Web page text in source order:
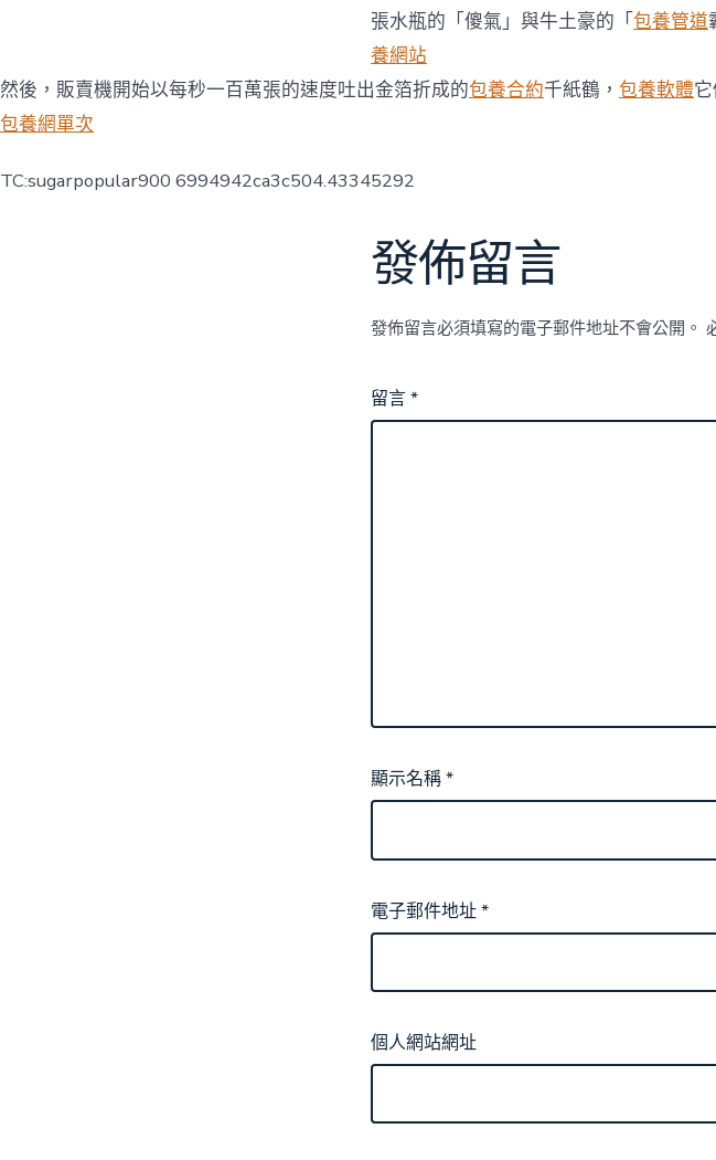
張水瓶的「傻氣」與牛土豪的「包養管道
養網站
然後，販賣機開始以每秒一百萬張的速度吐出金箔折成的包養合約千紙鶴， 包養軟體
包養網單次
TC:sugarpopular900 6994942ca3c504.43345292
發佈留言
發佈留言必須填寫的電子郵件地址不會公開。
留言*
顯示名稱*
電子郵件地址*
個人網站網址